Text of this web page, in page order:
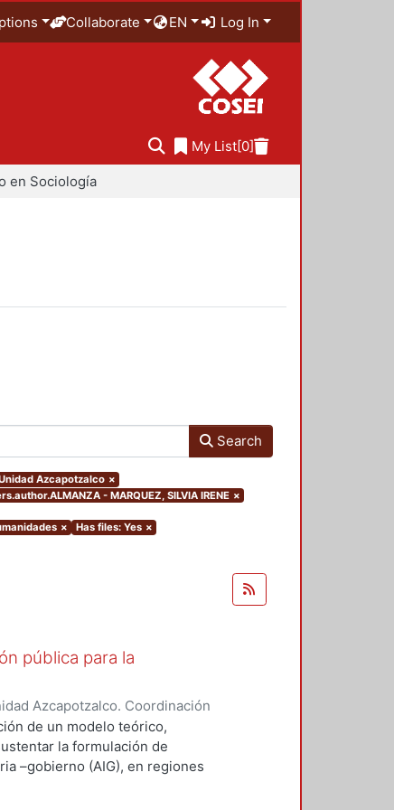
Collaborate EN Log In
My List[0]
en Sociología
Search
Azcapotzalco ×
- MARQUEZ, SILVIA IRENE ×
× Has files: Yes ×
pública para la
Azcapotzalco. Coordinación
- MARQUEZ, SILVIA IRENE
de un modelo teórico,
la formulación de
–gobierno (AIG), en regiones